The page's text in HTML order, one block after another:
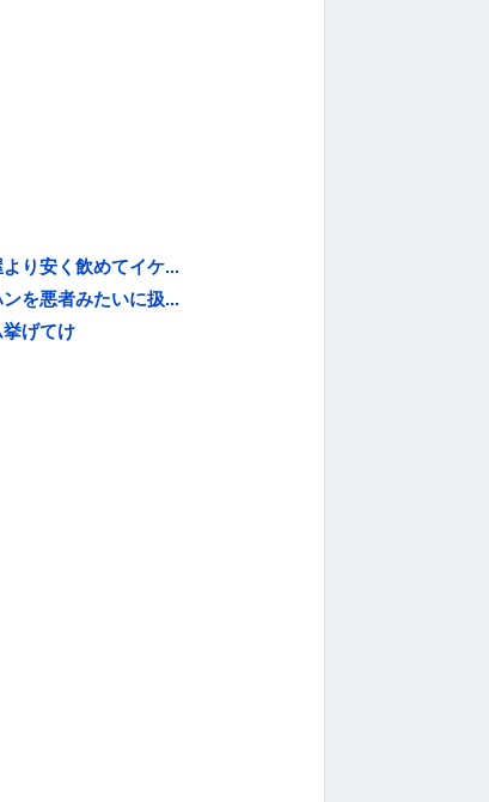
り安く飲めてイケ...
を悪者みたいに扱...
げてけ